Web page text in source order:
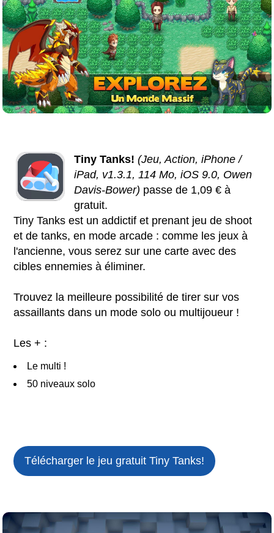
Tiny Tanks! (Jeu, Action, iPhone /
iPad, v1.3.1, 114 Mo, iOS 9.0, Owen
Davis-Bower) passe de 1,09 € à
gratuit.
Tiny Tanks est un addictif et prenant jeu de shoot
et de tanks, en mode arcade : comme les jeux à
l'ancienne, vous serez sur une carte avec des
cibles ennemies à éliminer.
Trouvez la meilleure possibilité de tirer sur vos
assaillants dans un mode solo ou multijoueur !
Les + :
Le multi !
50 niveaux solo
Télécharger le jeu gratuitTiny Tanks!